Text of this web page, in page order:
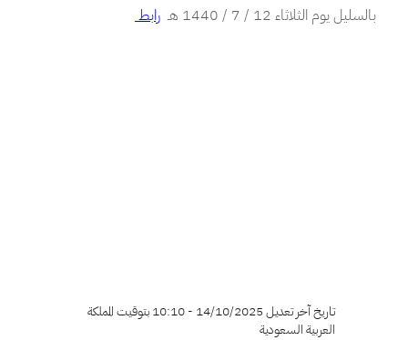
بالسليل يوم الثلاثاء 12 / 7 / 1440 هـ
رابط
تاريخ آخر تعديل 14/10/2025 - 10:10 بتوقيت المملكة
العربية السعودية